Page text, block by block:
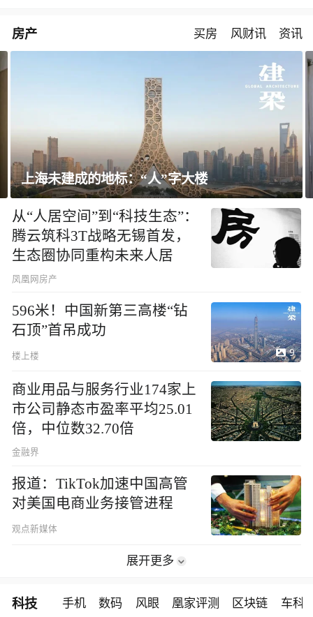
房产 买房 风财讯 资讯
飘窗竟然能变身全屋C位 都后悔没早知道！
从“人居空间”到“科技生态”：
腾云筑科3T战略无锡首发，
生态圈协同重构未来人居
凤凰网房产
596米！中国新第三高楼“钻
石顶”首吊成功
楼上楼 9
商业用品与服务行业174家上
市公司静态市盈率平均25.01
倍，中位数32.70倍
金融界
报道：TikTok加速中国高管
对美国电商业务接管进程
观点新媒体
展开更多
科技 手机 数码 风眼 凰家评测 区块链 车科